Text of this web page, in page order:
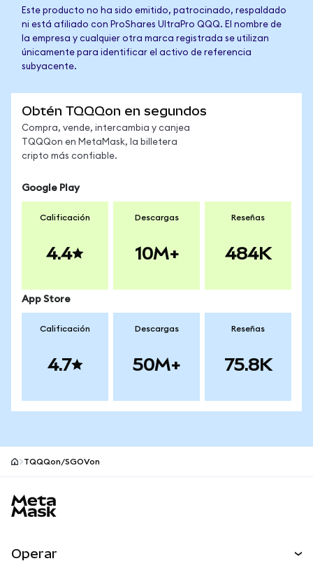
Este producto no ha sido emitido, patrocinado, respaldado
ni está afiliado con ProShares UltraPro QQQ. El nombre de
la empresa y cualquier otra marca registrada se utilizan
únicamente para identificar el activo de referencia
subyacente.
Obtén TQQQon en segundos
Compra, vende, intercambia y canjea
TQQQon en MetaMask, la billetera
cripto más confiable.
Google Play
Calificación
4.4
Descargas
10M+
Reseñas
484K
App Store
Calificación
4.7
Descargas
50M+
Reseñas
75.8K
TQQQon/SGOVon
Operar